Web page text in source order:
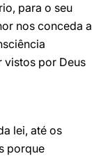
para o seu
nos conceda a
vistos por Deus
lei, até os
porque